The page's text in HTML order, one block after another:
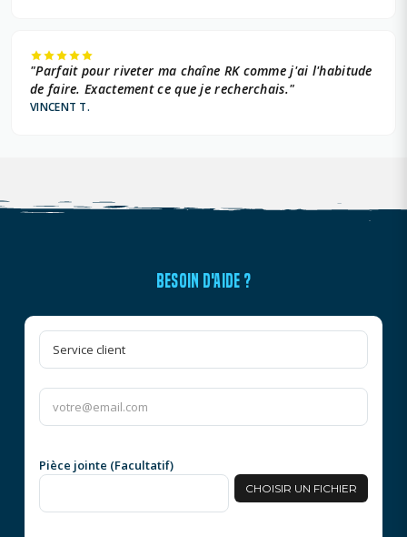
"Parfait pour riveter ma chaîne RK comme j'ai l'habitude
de faire. Exactement ce que je recherchais."
VINCENT T.
BESOIN D'AIDE ?
Pièce jointe (Facultatif)
CHOISIR UN FICHIER